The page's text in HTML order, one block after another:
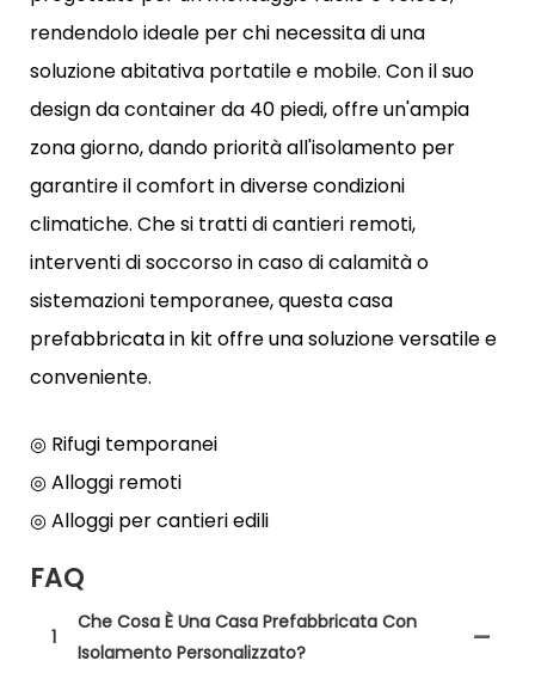
rendendolo ideale per chi necessita di una
soluzione abitativa portatile e mobile. Con il suo
design da container da 40 piedi, offre un'ampia
zona giorno, dando priorità all'isolamento per
garantire il comfort in diverse condizioni
climatiche. Che si tratti di cantieri remoti,
interventi di soccorso in caso di calamità o
sistemazioni temporanee, questa casa
prefabbricata in kit offre una soluzione versatile e
conveniente.
◎ Rifugi temporanei
◎ Alloggi remoti
◎ Alloggi per cantieri edili
FAQ
1
Che Cosa È Una Casa Prefabbricata Con
Isolamento Personalizzato?